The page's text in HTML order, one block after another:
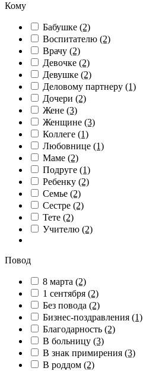
Кому
Бабушке (2)
Воспитателю (2)
Врачу (2)
Девочке (2)
Девушке (2)
Деловому партнеру (1)
Дочери (2)
Жене (3)
Женщине (3)
Коллеге (1)
Любовнице (1)
Маме (2)
Подруге (1)
Ребенку (2)
Семье (2)
Сестре (2)
Тете (2)
Учителю (2)
Повод
8 марта (2)
1 сентября (2)
Без повода (2)
Бизнес-поздравления (1)
Благодарность (2)
В больницу (3)
В знак примирения (3)
В роддом (2)